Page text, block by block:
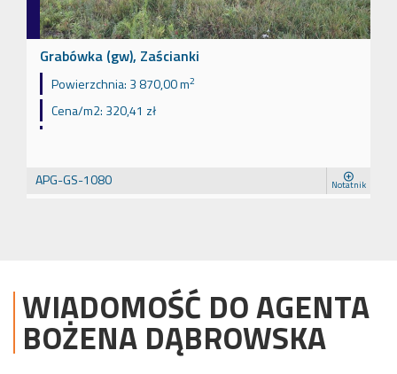
Grabówka (gw), Zaścianki
Powierzchnia: 3 870,00 m2
Cena/m2: 320,41 zł
APG-GS-1080 Notatnik
WIADOMOŚĆ DO AGENTA
BOŻENA DĄBROWSKA